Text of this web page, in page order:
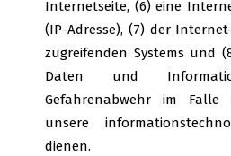
Internetseite, (6) eine
(IP-Adresse), (7) der
zugreifenden Systems und
Daten und
Gefahrenabwehr im
unsere
dienen.